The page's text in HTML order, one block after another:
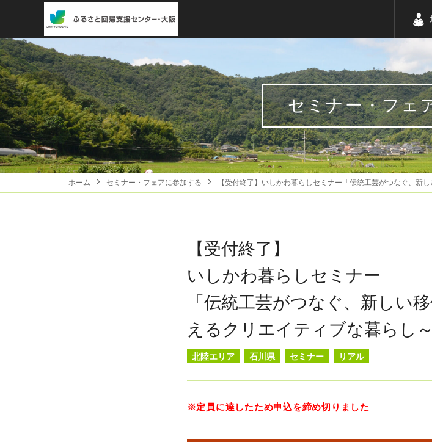
セミナー・フェ
ホーム セミナー・フェアに参加する 【受付終了】いしかわ暮らしセミナー「伝統工芸がつなぐ、新
【受付終了】
いしかわ暮らしセミナー
「伝統工芸がつなぐ、新しい
えるクリエイティブな暮らし～
北陸エリア 石川県 セミナー リアル
※定員に達したため申込を締め切りました